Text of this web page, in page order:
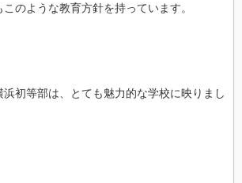
のような教育方針を持っています。
初等部は、とても魅力的な学校に映りまし